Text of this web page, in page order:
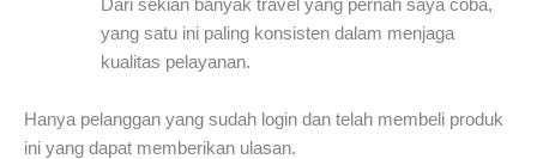
Dari sekian banyak travel yang pernah saya coba,
yang satu ini paling konsisten dalam menjaga
kualitas pelayanan.
Hanya pelanggan yang sudah login dan telah membeli produk
ini yang dapat memberikan ulasan.